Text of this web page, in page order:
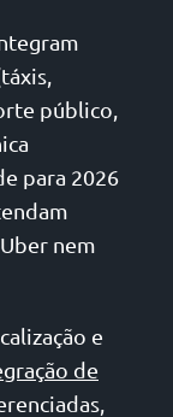
público,
para 2026
nem
e
de